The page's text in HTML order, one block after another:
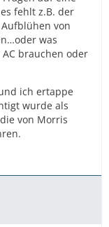
fehlt z.B. der
von
was
brauchen oder
ich ertappe
wurde als
von Morris